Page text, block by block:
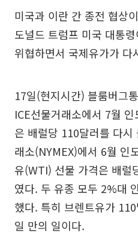
미국과 이란 간 종전 협상
도널드 트럼프 미국 대통
위협하면서 국제유가가 다
17일(현지시간) 블룸버그
ICE선물거래소에서 7월
은 배럴당 110달러를 다시
래소(NYMEX)에서 6월 인
유(WTI) 선물 가격은 배럴
였다. 두 유종 모두 2%대
했다. 특히 브렌트유가
일 만의 일이다.